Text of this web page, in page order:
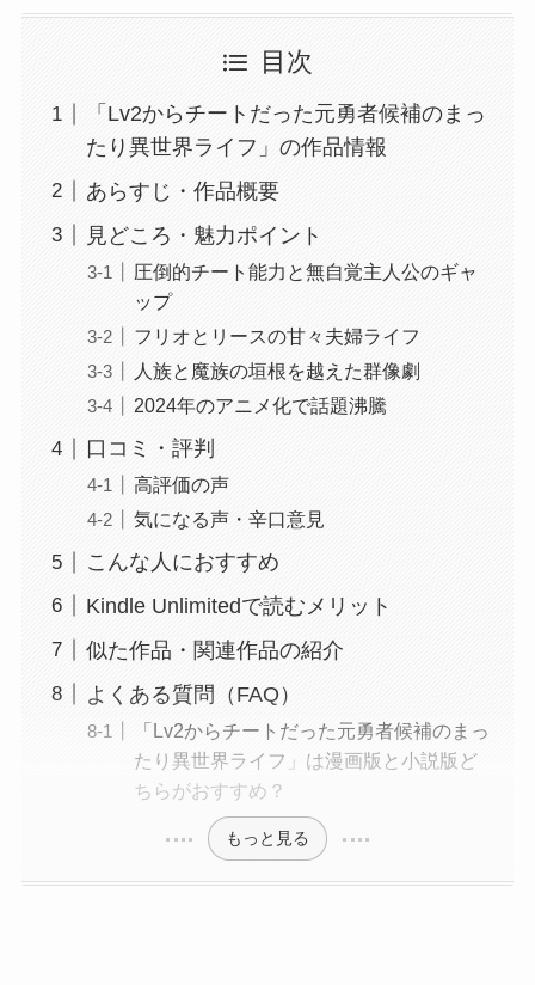
目次
「Lv2からチートだった元勇者候補のまっ
たり異世界ライフ」の作品情報
あらすじ・作品概要
見どころ・魅力ポイント
圧倒的チート能力と無自覚主人公のギャ
ップ
フリオとリースの甘々夫婦ライフ
人族と魔族の垣根を越えた群像劇
2024年のアニメ化で話題沸騰
口コミ・評判
高評価の声
気になる声・辛口意見
こんな人におすすめ
Kindle Unlimitedで読むメリット
似た作品・関連作品の紹介
よくある質問（FAQ）
「Lv2からチートだった元勇者候補のまっ
たり異世界ライフ」は漫画版と小説版ど
ちらがおすすめ？
もっと見る